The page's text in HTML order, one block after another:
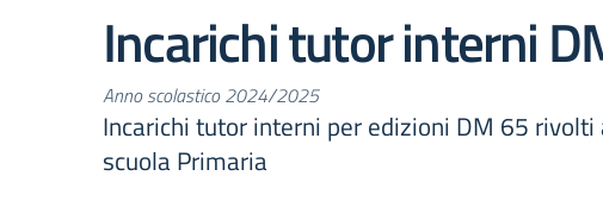
Incarichi tutor interni
Anno scolastico 2024/2025
Incarichi tutor interni per edizioni DM 65 rivolti
scuola Primaria